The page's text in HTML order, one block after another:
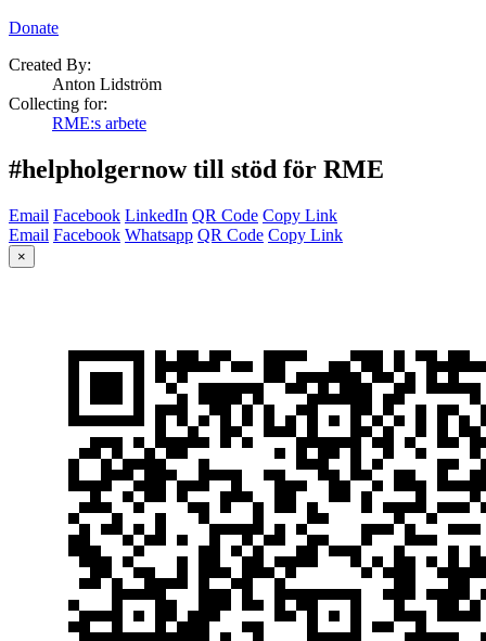
Donate
Created By:
Anton Lidström
Collecting for:
RME:s arbete
#helpholgernow till stöd för RME
Email Facebook LinkedIn QR Code Copy Link
Email Facebook Whatsapp QR Code Copy Link
×